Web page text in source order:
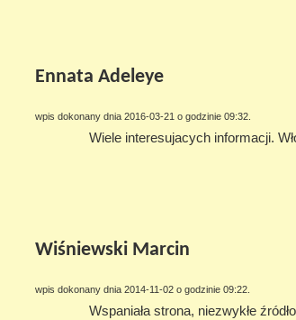
Ennata Adeleye
wpis dokonany dnia 2016-03-21 o godzinie 09:32.
Wiele interesujacych informacji.
Wiśniewski Marcin
wpis dokonany dnia 2014-11-02 o godzinie 09:22.
Wspaniała strona, niezwykłe